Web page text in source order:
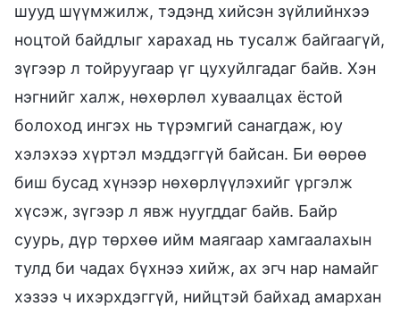
шууд шүүмжилж, тэдэнд хийсэн зүйлийнхээ
ноцтой байдлыг харахад нь тусалж байгаагүй,
зүгээр л тойруугаар үг цухуйлгадаг байв. Хэн
нэгнийг халж, нөхөрлөл хуваалцах ёстой
болоход ингэх нь түрэмгий санагдаж, юу
хэлэхээ хүртэл мэддэггүй байсан. Би өөрөө
биш бусад хүнээр нөхөрлүүлэхийг үргэлж
хүсэж, зүгээр л явж нуугддаг байв. Байр
суурь, дүр төрхөө ийм маягаар хамгаалахын
тулд би чадах бүхнээ хийж, ах эгч нар намайг
хэзээ ч ихэрхдэггүй, нийцтэй байхад амархан